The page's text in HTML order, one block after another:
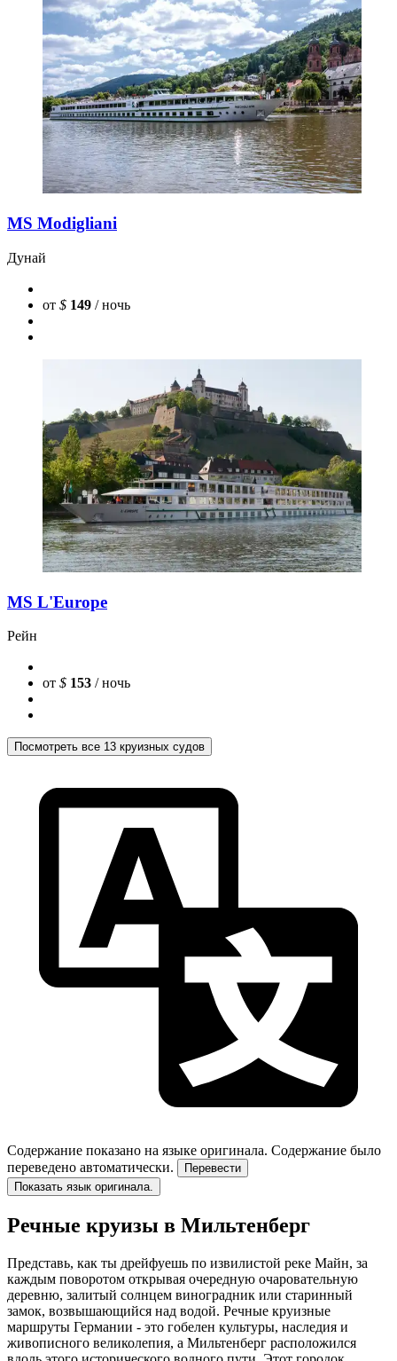
MS Modigliani
Дунай
от $ 149 / ночь
MS L'Europe
Рейн
от $ 153 / ночь
Посмотреть все 13 круизных судов
Содержание показано на языке оригинала. Содержание было
переведено автоматически.
Перевести
Показать язык оригинала.
Речные круизы в Мильтенберг
Представь, как ты дрейфуешь по извилистой реке Майн, за
каждым поворотом открывая очередную очаровательную
деревню, залитый солнцем виноградник или старинный
замок, возвышающийся над водой. Речные круизные
маршруты Германии - это гобелен культуры, наследия и
живописного великолепия, а Мильтенберг расположился